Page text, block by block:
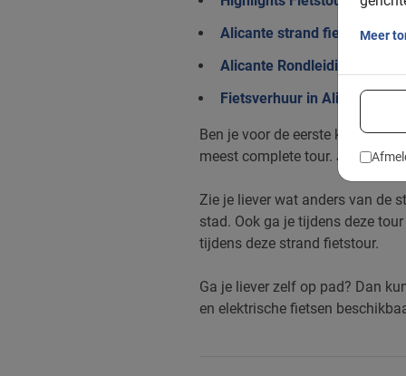
Meer
Alicante strand fietstour
Alicante Rondleiding met
Fietsverhuur in Alicante
Ben je voor de eerste keer inde
meest complete tour. Je ziet
Zie je liever wat anders van de
stad. Ook ga je tijdens deze
tijdens deze strand fietstour.
Ga je liever zelf op pad? Dan
en elektrische fietsen